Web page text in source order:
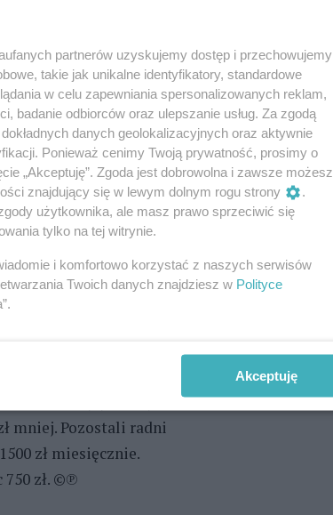
chęć brania pieniędzy
dla Kołobrzegu,
z PO uznaniowy
w pełnej wysokości.
zdań zarzucił
radnych z PO i ich
ona nie tylko
obniżanie ich o 10
bezwzględny.
połowę
pieniędzy
będą
swojej funkcji 2
mniej. Pozostali radni
zł miesięcznie.
750 zł. ©℗
partnerów uzyskujemy dostęp i przechowujemy
takie jak unikalne identyfikatory, standardowe
w celu zapewniania spersonalizowanych reklam,
badanie odbiorców oraz ulepszanie usług. Za zgodą
danych geolokalizacyjnych oraz aktywnie
Ponieważ cenimy Twoją prywatność, prosimy o
„Akceptuję”. Zgoda jest dobrowolna i zawsze możesz
znajdujący się w lewym dolnym rogu strony
użytkownika, ale masz prawo sprzeciwić się
tylko na tej witrynie.
i komfortowo korzystać z naszych serwisów
Twoich danych znajdziesz w Polityce
Akceptuję